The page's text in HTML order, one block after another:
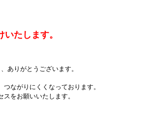
たします。
ありがとうございます。
ながりにくくなっております。
をお願いいたします。